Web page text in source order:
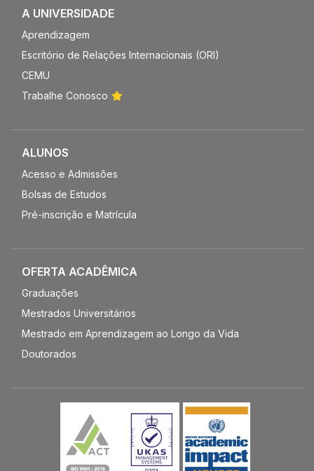
A UNIVERSIDADE
Aprendizagem
Escritório de Relações Internacionais (ORI)
CEMU
Trabalhe Conosco
ALUNOS
Acesso e Admissões
Bolsas de Estudos
Pré-inscrição e Matrícula
OFERTA ACADÊMICA
Graduações
Mestrados Universitários
Mestrado em Aprendizagem ao Longo da Vida
Doutorados